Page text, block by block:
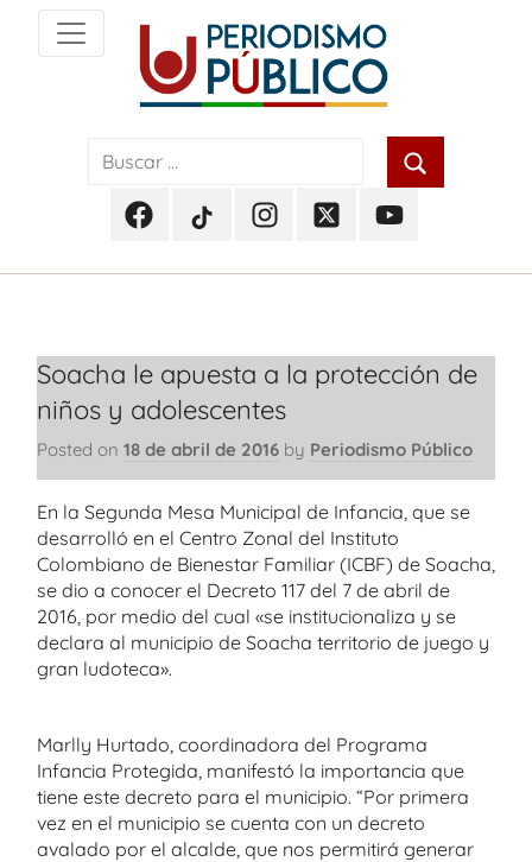
content
Periodismo
PúblicoFacebook
Periodismo
TikTok
Periodismo
InstagramTwitterYoutube
Soacha le apuesta a la protección de
niños y adolescentes
Posted on 18 de abril de 2016 by Periodismo Público
En la Segunda Mesa Municipal de Infancia, que se
desarrolló en el Centro Zonal del Instituto
Colombiano de Bienestar Familiar (ICBF) de Soacha,
se dio a conocer el Decreto 117 del 7 de abril de
2016, por medio del cual «se institucionaliza y se
declara al municipio de Soacha territorio de juego y
gran ludoteca».
Marlly Hurtado, coordinadora del Programa
Infancia Protegida, manifestó la importancia que
tiene este decreto para el municipio. “Por primera
vez en el municipio se cuenta con un decreto
avalado por el alcalde, que nos permitirá generar